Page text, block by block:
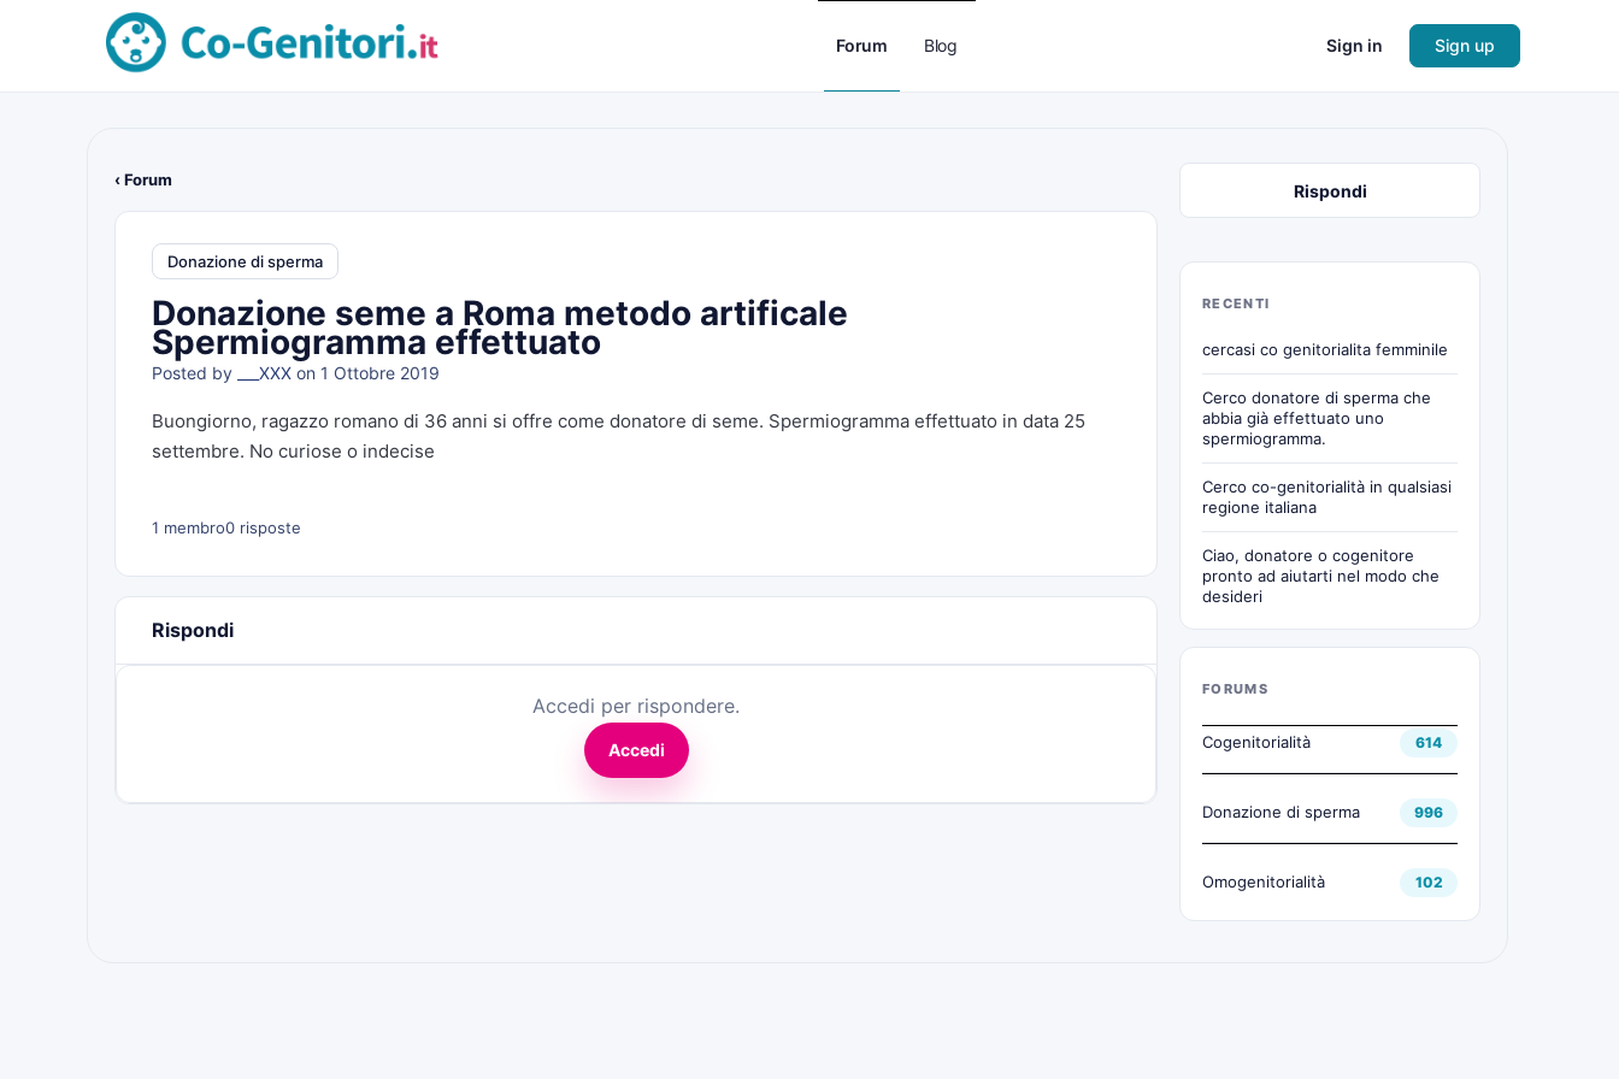
Forum Blog Sign in Sign up
‹ Forum
Donazione di sperma
Donazione seme a Roma metodo artificale
Spermiogramma effettuato
Posted by ___XXX on 1 Ottobre 2019
Buongiorno, ragazzo romano di 36 anni si offre come donatore di seme. Spermiogramma effettuato in data 25
settembre. No curiose o indecise
1 membro0 risposte
Rispondi
Accedi per rispondere.
Accedi
Rispondi
RECENTI
cercasi co genitorialita femminile
Cerco donatore di sperma che
abbia già effettuato uno
spermiogramma.
Cerco co-genitorialità in qualsiasi
regione italiana
Ciao, donatore o cogenitore
pronto ad aiutarti nel modo che
desideri
FORUMS
Cogenitorialità 614
Donazione di sperma 996
Omogenitorialità 102